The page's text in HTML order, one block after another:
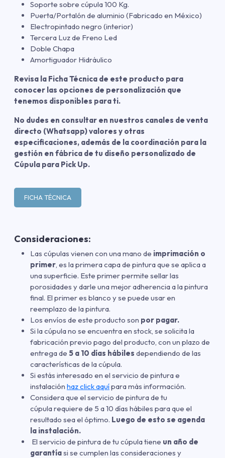
Soporte sobre cúpula 100 Kg.
Puerta/Portalón de aluminio (Fabricado en México)
Electropintado negro (interior)
Tercera Luz de Freno Led
Doble Chapa
Amortiguador Hidráulico
Revisa la Ficha Técnica de este producto para
conocer las opciones de personalización que
tenemos disponibles para ti.
No dudes en consultar en nuestros canales de venta
directo (Whatsapp) valores y otras
especificaciones, además de la coordinación para la
gestión en fábrica de tu diseño personalizado de
Cúpula para Pick Up.
FICHA TÉCNICA
Consideraciones:
Las cúpulas vienen con una mano de imprimación o
primer, es la primera capa de pintura que se aplica a
una superficie. Este primer permite sellar las
porosidades y darle una mejor adherencia a la pintura
final. El primer es blanco y se puede usar en
reemplazo de la pintura.
Los envíos de este producto son por pagar.
Si la cúpula no se encuentra en stock, se solicita la
fabricación previo pago del producto, con un plazo de
entrega de 5 a 10 días hábiles dependiendo de las
características de la cúpula.
Si estás interesado en el servicio de pintura e
instalación haz click aquípara más información.
Considera que el servicio de pintura de tu
cúpula requiere de 5 a 10 días hábiles para que el
resultado sea el óptimo. Luego de esto se agenda
la instalación.
El servicio de pintura de tu cúpula tiene un año de
garantíasi se cumplen las consideraciones y